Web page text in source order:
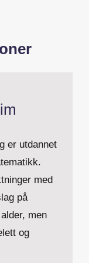
er utdannet
med
på
men
og